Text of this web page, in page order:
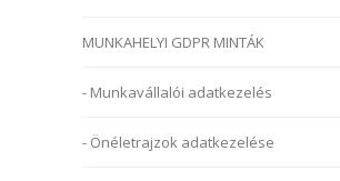
MUNKAHELYI GDPR MINTÁK
- Munkavállalói adatkezelés
- Önéletrajzok adatkezelése